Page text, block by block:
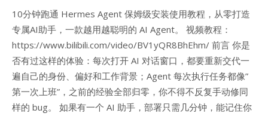
10分钟跑通 Hermes Agent 保姆级安装使用教程，从零打造
专属AI助手，一款越用越聪明的 AI Agent。 视频教程：
https://www.bilibili.com/video/BV1yQR8BhEhm/ 前言 你是
否有过这样的体验：每次打开 AI 对话窗口，都要重新交代一
遍自己的身份、偏好和工作背景；Agent 每次执行任务都像”
第一次上班”，之前的经验全部归零，你不得不反复手动修同
样的 bug。 如果有一个 AI 助手，部署只需几分钟，能记住你